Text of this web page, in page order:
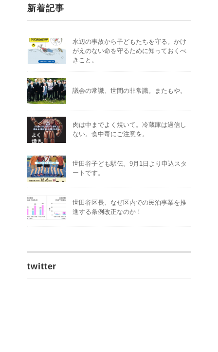
新着記事
水辺の事故から子どもたちを守る。かけ
がえのない命を守るために知っておくべ
きこと。
議会の常識、世間の非常識。またもや。
肉は中までよく焼いて。冷蔵庫は過信し
ない。食中毒にご注意を。
世田谷子ども駅伝。9月1日より申込スタ
ートです。
世田谷区長、なぜ区内での民泊事業を推
進する条例改正なのか！
twitter